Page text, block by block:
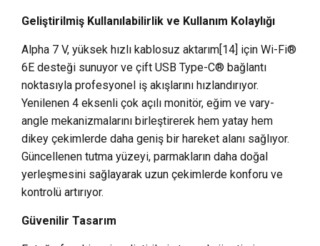
Geliştirilmiş Kullanılabilirlik ve Kullanım Kolaylığı
Alpha 7 V, yüksek hızlı kablosuz aktarım[14] için Wi-Fi®
6E desteği sunuyor ve çift USB Type-C® bağlantı
noktasıyla profesyonel iş akışlarını hızlandırıyor.
Yenilenen 4 eksenli çok açılı monitör, eğim ve vary-
angle mekanizmalarını birleştirerek hem yatay hem
dikey çekimlerde daha geniş bir hareket alanı sağlıyor.
Güncellenen tutma yüzeyi, parmakların daha doğal
yerleşmesini sağlayarak uzun çekimlerde konforu ve
kontrolü artırıyor.
Güvenilir Tasarım